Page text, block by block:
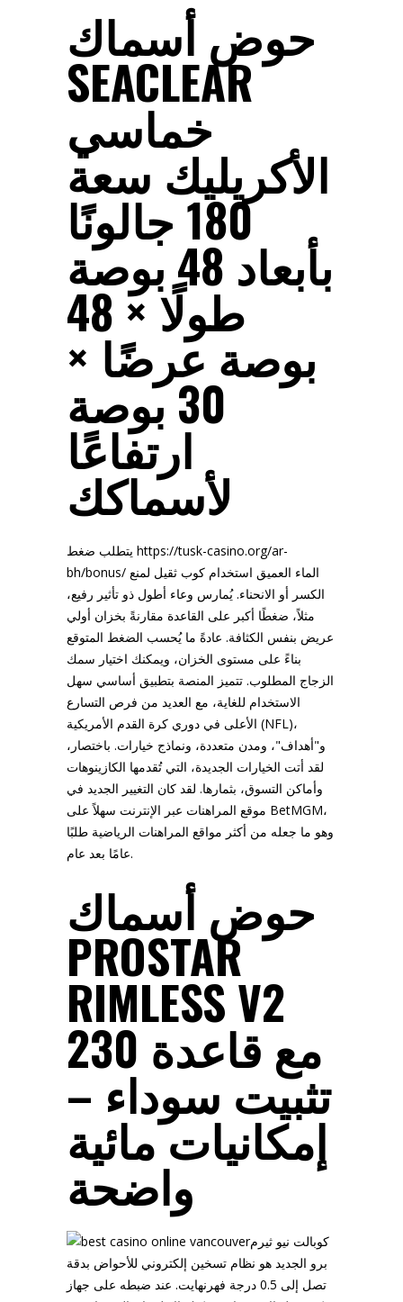
حوض أسماك
SEACLEAR
خماسي
الأكريليك سعة
180 جالونًا
بأبعاد 48 بوصة
طولًا × 48
بوصة عرضًا ×
30 بوصة
ارتفاعًا
لأسماكك
https://tusk-casino.org/ar-
bh/bonus/
الكسر أو الانحناء. يُمارس وعاء أطول ذو تأثير رفيع،
مثلاً، ضغطًا أكبر على القاعدة مقارنةً بخزان أولي
عريض بنفس الكثافة. عادةً ما يُحسب الضغط المتوقع
بناءً على مستوى الخزان، ويمكنك اختيار سمك
الزجاج المطلوب. تتميز المنصة بتطبيق أساسي سهل
الاستخدام للغاية، مع العديد من فرص التسارع
الأعلى في دوري كرة القدم الأمريكية (NFL)،
و"أهداف"، ومدن متعددة، ونماذج خيارات. باختصار،
لقد أتت الخيارات الجديدة، التي تُقدمها الكازينوهات
وأماكن التسوق، بثمارها. لقد كان التغيير الجديد في
موقع المراهنات عبر الإنترنت سهلاً على BetMGM،
وهو ما جعله من أكثر مواقع المراهنات الرياضية طلبًا
عامًا بعد عام.
حوض أسماك
PROSTAR
RIMLESS V2
230 مع قاعدة
تثبيت سوداء –
إمكانيات مائية
واضحة
كوبالت نيو ثيرم
برو الجديد هو نظام تسخين إلكتروني للأحواض بدقة
تصل إلى 0.5 درجة فهرنهايت. عند ضبطه على جهاز